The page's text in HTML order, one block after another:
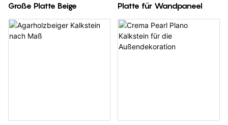
Große Platte Beige
Platte für Wandpaneel